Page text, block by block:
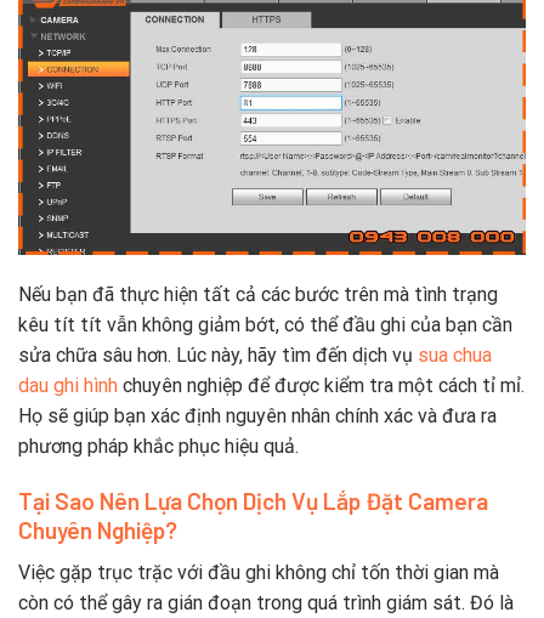
Nếu bạn đã thực hiện tất cả các bước trên mà tình trạng
kêu tít tít vẫn không giảm bớt, có thể đầu ghi của bạn cần
sửa chữa sâu hơn. Lúc này, hãy tìm đến dịch vụ sua chua
dau ghi hình chuyên nghiệp để được kiểm tra một cách tỉ mỉ.
Họ sẽ giúp bạn xác định nguyên nhân chính xác và đưa ra
phương pháp khắc phục hiệu quả.
Tại Sao Nên Lựa Chọn Dịch Vụ Lắp Đặt Camera
Chuyên Nghiệp?
Việc gặp trục trặc với đầu ghi không chỉ tốn thời gian mà
còn có thể gây ra gián đoạn trong quá trình giám sát. Đó là